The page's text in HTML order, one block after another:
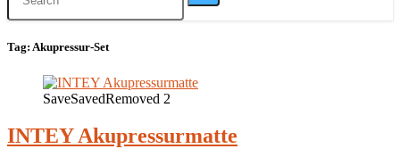
Tag: Akupressur-Set
SaveSavedRemoved 2
INTEY Akupressurmatte